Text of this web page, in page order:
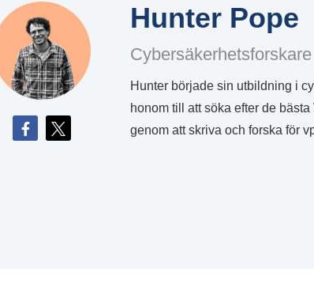
Hunter Pope
Cybersäkerhetsforskare
Hunter började sin utbildning i
honom till att söka efter de
genom att skriva och forska för